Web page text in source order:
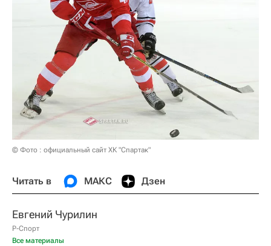
© Фото : официальный сайт ХК "Спартак"
Читать в МАКС Дзен
Евгений Чурилин
Р-Спорт
Все материалы